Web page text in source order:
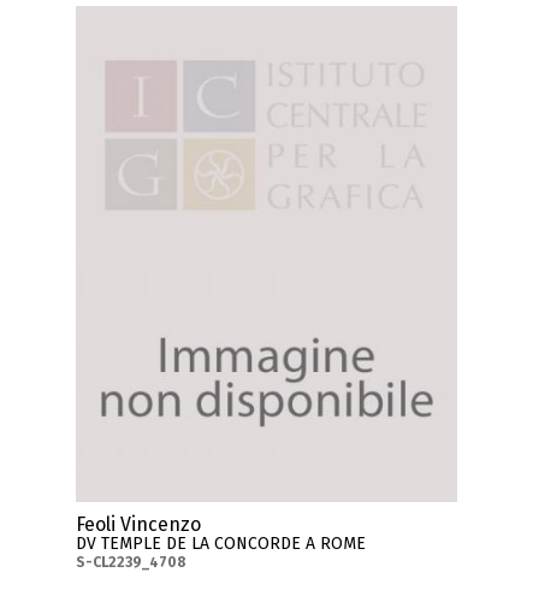
Feoli Vincenzo
DV TEMPLE DE LA CONCORDE A ROME
S-CL2239_4708